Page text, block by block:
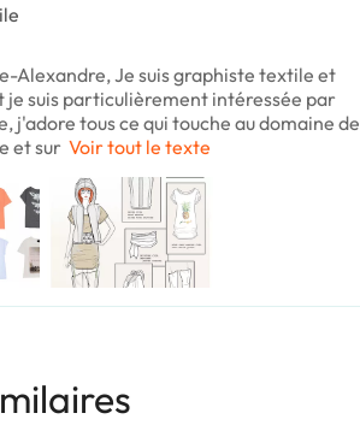
Alexandre, Je suis graphiste textile et
suis particulièrement intéressée par
j'adore tous ce qui touche au domaine de
et sur Voir tout le texte